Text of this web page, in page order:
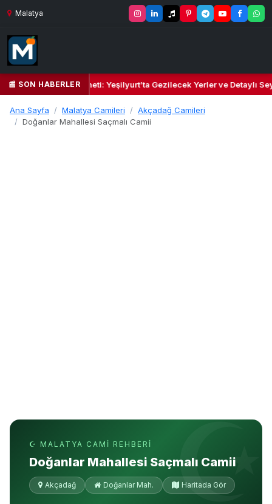
Malatya
📰 SON HABERLER
Kalbi ve Kültür Cenneti: Yeşilyurt’ta Gezilecek Yerler ve Detaylı
Ana Sayfa Malatya Camileri
Akçadağ Camileri
Doğanlar Mahallesi Saçmalı Camii
☪ MALATYA CAMI REHBERI
Doğanlar Mahallesi Saçmalı Camii
Akçadağ Doğanlar Mah. Haritada Gör